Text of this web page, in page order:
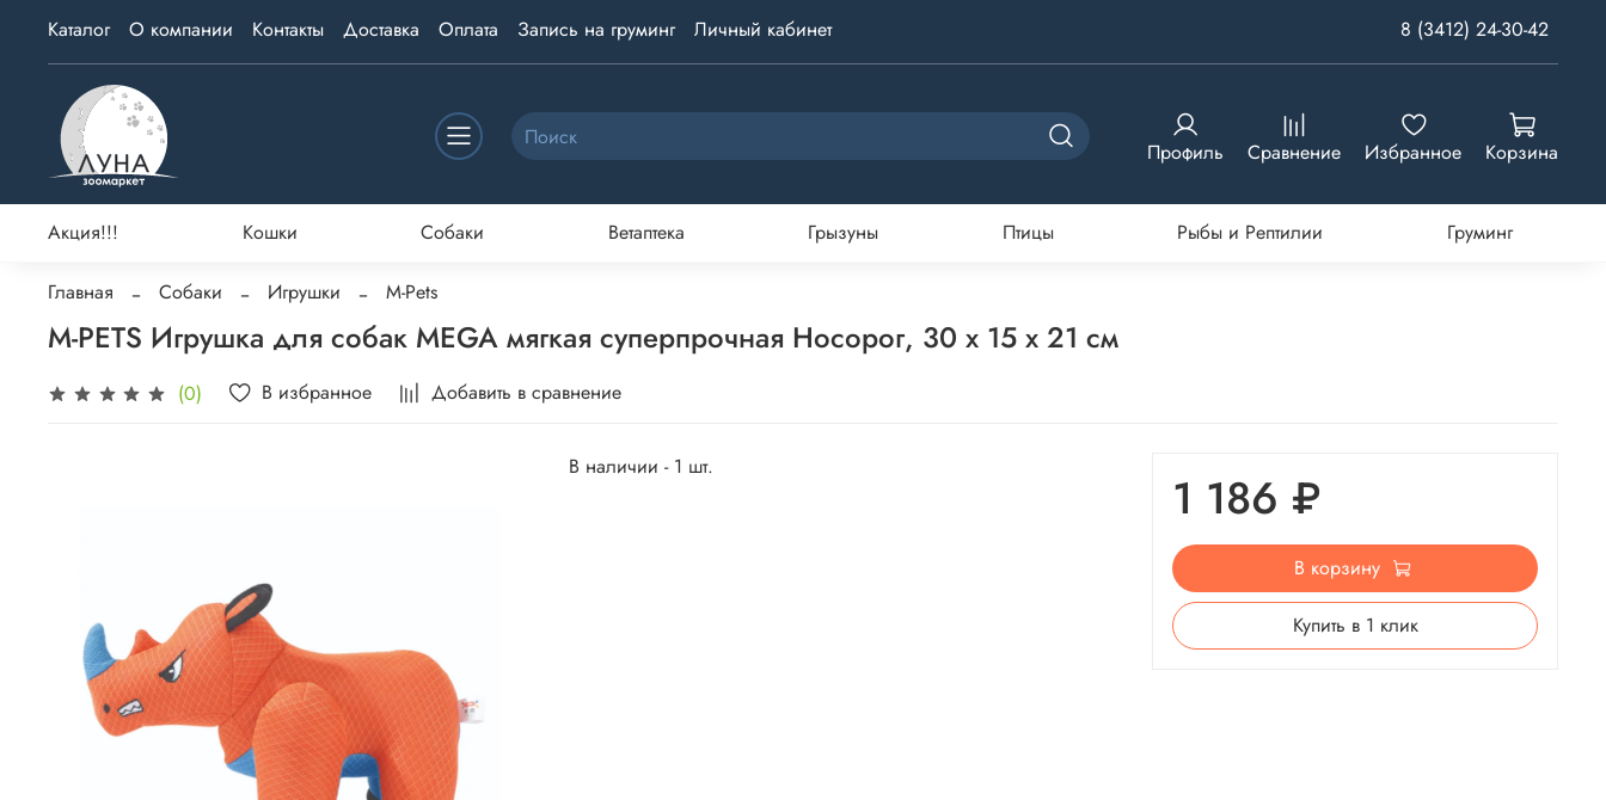
Каталог О компании Контакты Доставка Оплата Запись на груминг Личный кабинет 8 (3412) 24-30-42
Профиль Сравнение Избранное Корзина
Акция!!! Кошки Собаки Ветаптека Грызуны Птицы Рыбы и Рептилии Груминг
Главная Собаки Игрушки M-Pets
M-PETS Игрушка для собак MEGA мягкая суперпрочная Носорог, 30 x 15 x 21 см
(0) В избранное Добавить в сравнение
В наличии - 1 шт.
1 186 ₽
В корзину
Купить в 1 клик